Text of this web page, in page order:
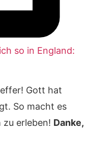
so in Eng­land:
Gott hat
So macht es
zu erleben! Danke,